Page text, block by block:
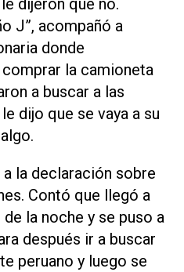
J”, acompañó a
donde
la camioneta
a buscar a las
dijo que se vaya a su
la declaración sobre
Contó que llegó a
la noche y se puso a
después ir a buscar
peruano y luego se